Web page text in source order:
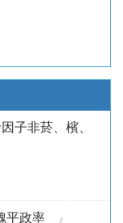
子非菸、檳、
平政率